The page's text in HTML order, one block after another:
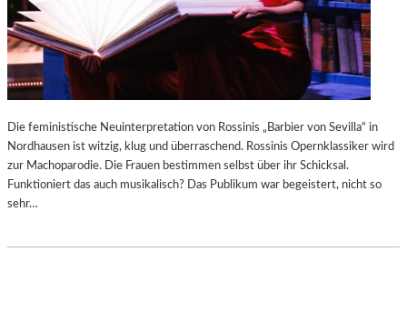
Die feministische Neuinterpretation von Rossinis „Barbier von Sevilla“ in
Nordhausen ist witzig, klug und überraschend. Rossinis Opernklassiker wird
zur Machoparodie. Die Frauen bestimmen selbst über ihr Schicksal.
Funktioniert das auch musikalisch? Das Publikum war begeistert, nicht so
sehr…